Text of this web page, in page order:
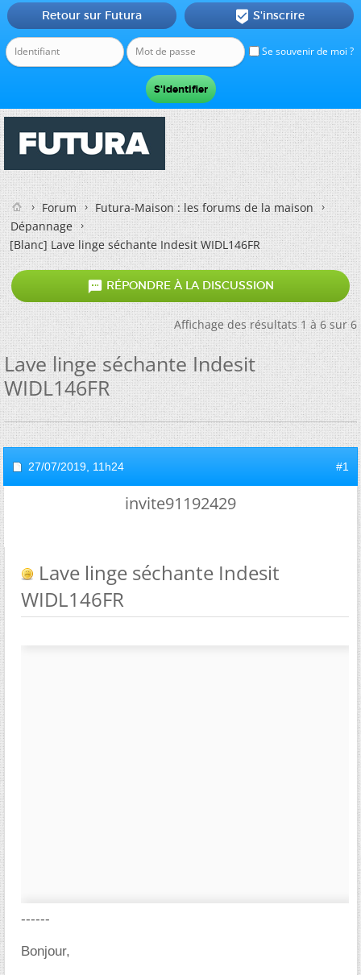
Se souvenir de moi ?
Retour sur Futura  S'inscrire
Forum
Futura-Maison : les forums de la maison
Dépannage
[Blanc]Lave linge séchante Indesit WIDL146FR
 RÉPONDRE À LA DISCUSSION
Affichage des résultats 1 à 6 sur 6
Lave linge séchante Indesit
WIDL146FR
27/07/2019, 11h24 #1
invite91192429
Lave linge séchante Indesit
WIDL146FR
------
Bonjour,